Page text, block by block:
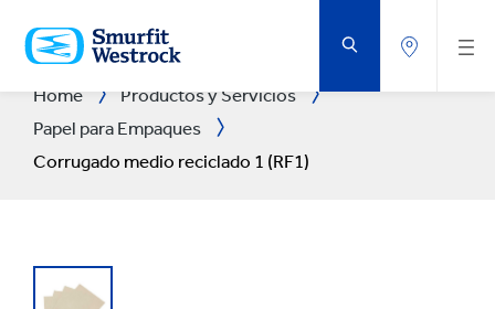
AL
CONTENIDO
PRINCIPAL
Home
Productos y Servicios
Papel para Empaques
Corrugado medio reciclado 1 (RF1)